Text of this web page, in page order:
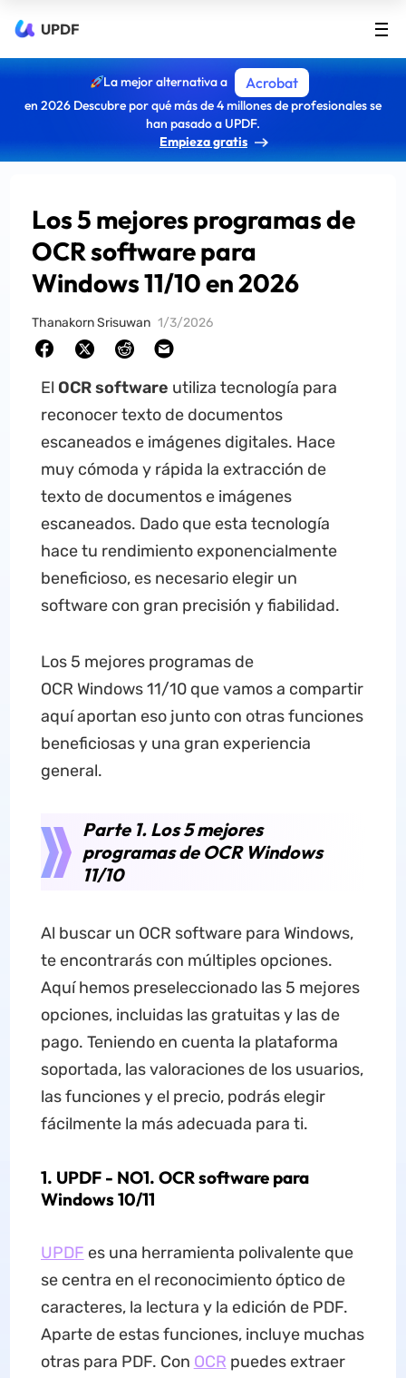
UPDF
La mejor alternativa a Acrobat
en 2026 Descubre por qué más de 4 millones de profesionales se
han pasado a UPDF.
Empieza gratis
Los 5 mejores programas de
OCR software para
Windows 11/10 en 2026
Thanakorn Srisuwan 1/3/2026
El OCR software utiliza tecnología para
reconocer texto de documentos
escaneados e imágenes digitales. Hace
muy cómoda y rápida la extracción de
texto de documentos e imágenes
escaneados. Dado que esta tecnología
hace tu rendimiento exponencialmente
beneficioso, es necesario elegir un
software con gran precisión y fiabilidad.
Los 5 mejores programas de
OCR Windows 11/10 que vamos a compartir
aquí aportan eso junto con otras funciones
beneficiosas y una gran experiencia
general.
Parte 1. Los 5 mejores
programas de OCR Windows
11/10
Al buscar un OCR software para Windows,
te encontrarás con múltiples opciones.
Aquí hemos preseleccionado las 5 mejores
opciones, incluidas las gratuitas y las de
pago. Teniendo en cuenta la plataforma
soportada, las valoraciones de los usuarios,
las funciones y el precio, podrás elegir
fácilmente la más adecuada para ti.
1. UPDF - NO1. OCR software para
Windows 10/11
UPDF es una herramienta polivalente que
se centra en el reconocimiento óptico de
caracteres, la lectura y la edición de PDF.
Aparte de estas funciones, incluye muchas
otras para PDF. Con OCR puedes extraer